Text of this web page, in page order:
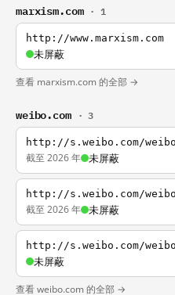
marxism.com · 1
http://www.marxism.com
未屏蔽
查看 marxism.com 的全部 →
weibo.com · 3
http://s.weibo.com/
截至 2026 年 未屏蔽
http://s.weibo.com/
截至 2026 年 未屏蔽
http://s.weibo.com/
未屏蔽
查看 weibo.com 的全部 →